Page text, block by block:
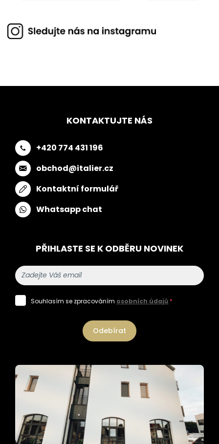
KONTAKTUJTE NÁS
+420 774 431 196
obchod@italier.cz
Kontaktní formulář
Whatsapp chat
PŘIHLASTE SE K ODBĚRU NOVINEK
Souhlasím se zpracováním osobních údajů *
Odebírat